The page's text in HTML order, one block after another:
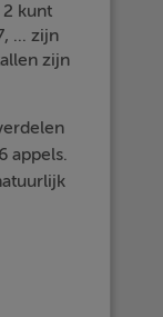
kunt
... zijn
zijn
appels.